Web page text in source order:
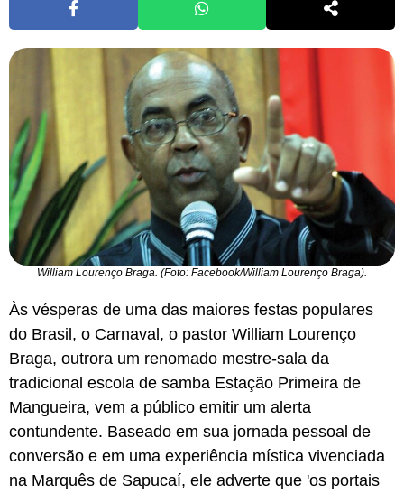
William Lourenço Braga. (Foto: Facebook/William Lourenço Braga).
Às vésperas de uma das maiores festas populares
do Brasil, o Carnaval, o pastor William Lourenço
Braga, outrora um renomado mestre-sala da
tradicional escola de samba Estação Primeira de
Mangueira, vem a público emitir um alerta
contundente. Baseado em sua jornada pessoal de
conversão e em uma experiência mística vivenciada
na Marquês de Sapucaí, ele adverte que 'os portais